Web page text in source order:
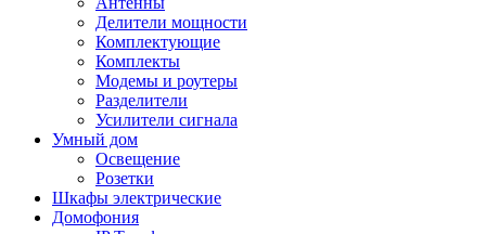
Делители мощности
Комплектующие
Комплекты
Модемы и роутеры
Разделители
Усилители сигнала
Умный дом
Освещение
Розетки
Шкафы электрические
Домофония